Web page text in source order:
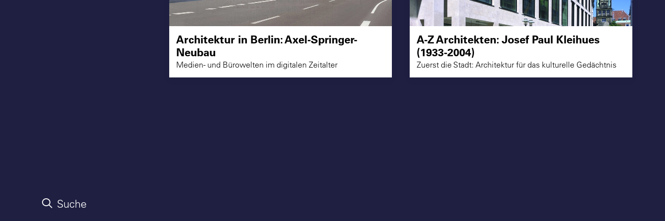
Suche
Architektur in Berlin: Axel-Springer-
Neubau
Medien- und Bürowelten im digitalen Zeitalter
A-Z Architekten: Josef Paul Kleihues
(1933-2004)
Zuerst die Stadt: Architektur für das kulturelle Gedächtnis